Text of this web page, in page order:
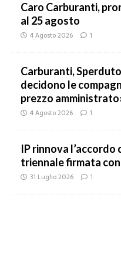
Caro Carburanti,
al 25 agosto
4 Agosto 2026 1
Carburanti,
decidono le
prezzo
4 Agosto 2026 1
IP rinnova
triennale firmata con
31 Luglio 2026 1